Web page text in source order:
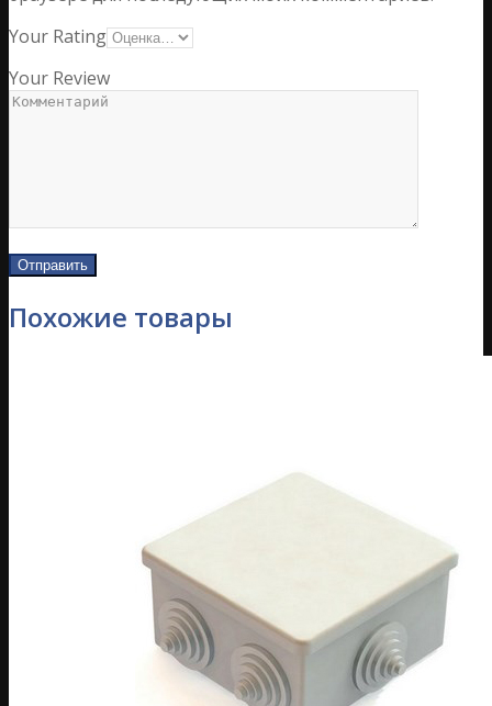
Your Rating
Your Review
Похожие товары